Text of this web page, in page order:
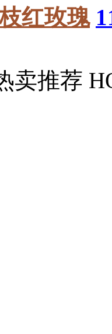
红玫瑰
卖推荐